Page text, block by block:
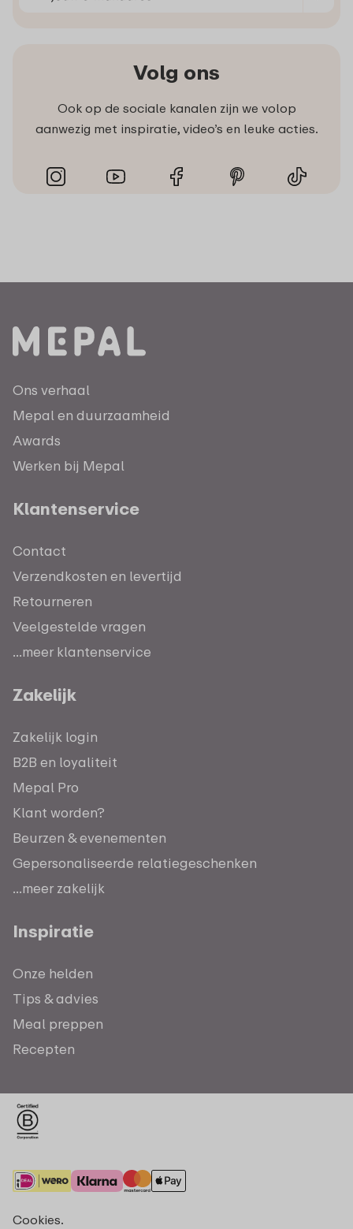
Volg ons
Ook op de sociale kanalen zijn we volop
aanwezig met inspiratie, video’s en leuke acties.
Ons verhaal
Mepal en duurzaamheid
Awards
Werken bij Mepal
Klantenservice
Contact
Verzendkosten en levertijd
Retourneren
Veelgestelde vragen
...meer klantenservice
Zakelijk
Zakelijk login
B2B en loyaliteit
Mepal Pro
Klant worden?
Beurzen & evenementen
Gepersonaliseerde relatiegeschenken
...meer zakelijk
Inspiratie
Onze helden
Tips & advies
Meal preppen
Recepten
Cookies.